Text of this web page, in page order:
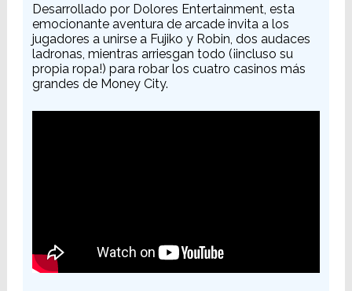
Desarrollado por Dolores Entertainment, esta
emocionante aventura de arcade invita a los
jugadores a unirse a Fujiko y Robin, dos audaces
ladronas, mientras arriesgan todo (¡incluso su
propia ropa!) para robar los cuatro casinos más
grandes de Money City.